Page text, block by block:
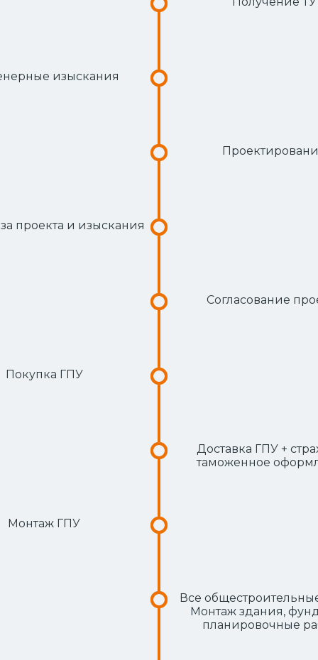
изыскания
проекта и изыскания
Согласование
Покупка ГПУ
Доставка ГПУ +
таможенное
Монтаж ГПУ
Все
Монтаж здания,
планировочные